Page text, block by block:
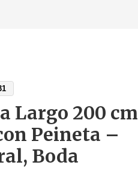
Largo 200 cm
Peineta –
Boda